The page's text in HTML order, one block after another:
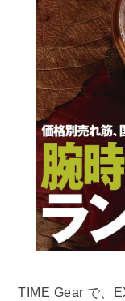
TIME Gear で、